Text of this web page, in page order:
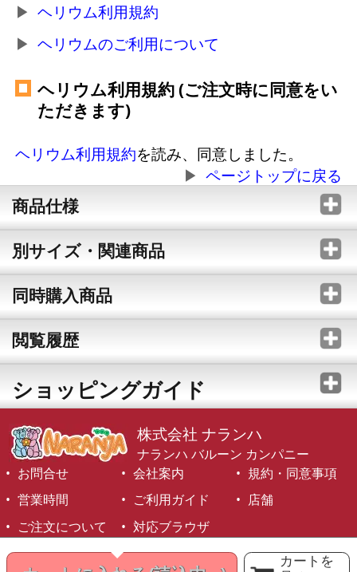
カートを
ヘリウム利用規約
ヘリウムのご利用について
ヘリウム利用規約 (ご注文時に同意をい
ただきます)
ヘリウム利用規約を読み、同意しました。
ページトップに戻る
商品仕様
別サイズ・関連商品
同時購入商品
閲覧履歴
ショッピングガイド
株式会社 ナランハ
ナランハ バルーン カンパニー
お問合せ
会社案内
規約・同意事項
営業時間
ご利用ガイド
店舗
ご注文について
対応ブラウザ
©1999-2026 NARANJA Inc. All Rights Reserved.